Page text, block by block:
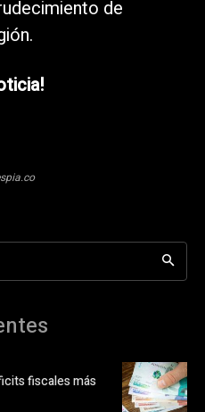
de
fiscales más